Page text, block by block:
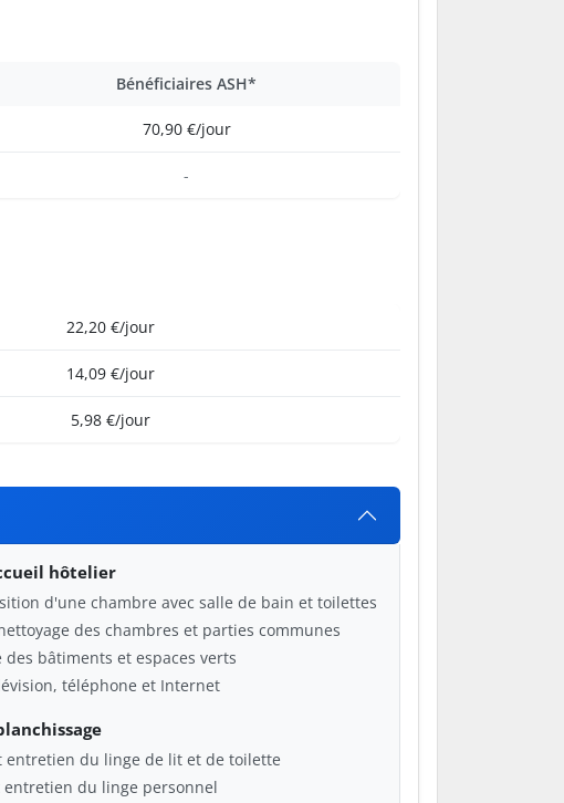
Bénéficiaires ASH*
70,90 €/jour
-
22,20 €/jour
14,09 €/jour
5,98 €/jour
hôtelier
d'une chambre avec salle de bain et toilettes
des chambres et parties communes
des bâtiments et espaces verts
téléphone et Internet
entretien du linge de lit et de toilette
entretien du linge personnel